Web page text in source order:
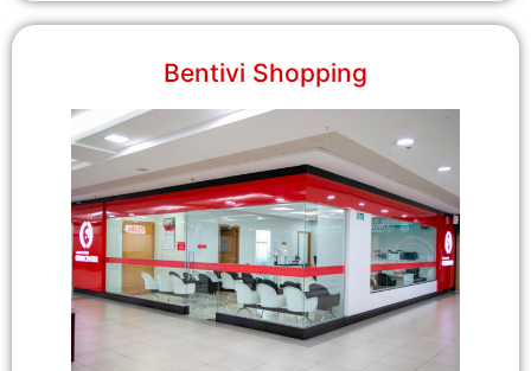
Bentivi Shopping